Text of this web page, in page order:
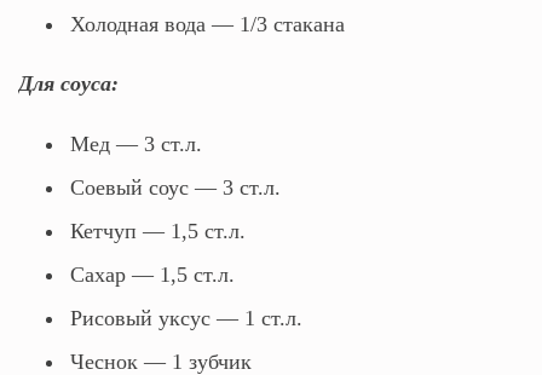
Холодная вода — 1/3 стакана
Для соуса:
Мед — 3 ст.л.
Соевый соус — 3 ст.л.
Кетчуп — 1,5 ст.л.
Сахар — 1,5 ст.л.
Рисовый уксус — 1 ст.л.
Чеснок — 1 зубчик